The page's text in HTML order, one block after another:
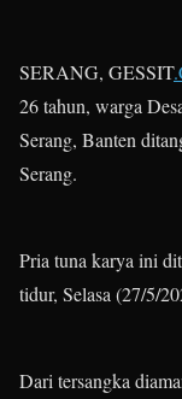
SERANG, GESSIT
26 tahun, warga
Serang, Banten
Serang.
Pria tuna karya ini
tidur, Selasa (27/5/
Dari tersangka